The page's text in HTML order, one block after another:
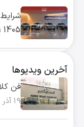
1405
9
آخرین ویدیوها
فن
19 آذر 1404